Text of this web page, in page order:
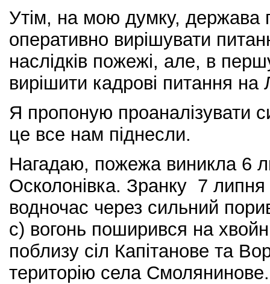
Утім, на мою думку, держава
оперативно вирішувати
наслідків пожежі, але, в
вирішити кадрові питання на
Я пропоную проаналізувати
це все нам піднесли.
Нагадаю, пожежа виникла 6
Осколонівка. Зранку 7
водночас через сильний
с) вогонь поширився на
поблизу сіл Капітанове та
територію села Смолянинове.